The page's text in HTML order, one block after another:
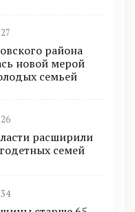
района
новой мерой
семьей
расширили
семей